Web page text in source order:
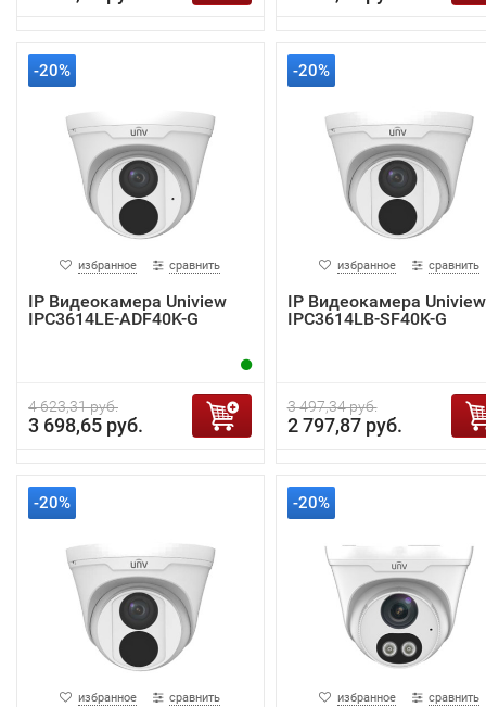
-20%
избранное сравнить
IP Видеокамера Uniview
IPC3614LE-ADF40K-G
4 623,31 руб.
3 698,65 руб.
-20%
избранное сравнить
IP Видеокамера Uniview
IPC3614LB-SF40K-G
3 497,34 руб.
2 797,87 руб.
-20%
избранное сравнить
-20%
избранное сравнить